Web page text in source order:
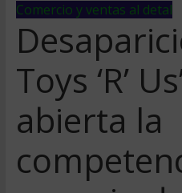
Comercio y ventas al detal
Toys ‘R’
abierta la